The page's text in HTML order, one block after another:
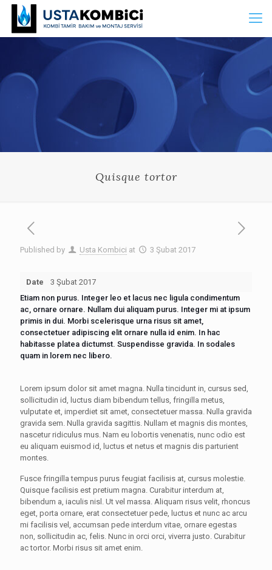
Quisque tortor
Published by Usta Kombici at 3 Şubat 2017
Date
3 Şubat 2017
Etiam non purus. Integer leo et lacus nec ligula condimentum
ac, ornare ornare. Nullam dui aliquam purus. Integer mi at ipsum
primis in dui. Morbi scelerisque urna risus sit amet,
consectetuer adipiscing elit ornare nulla id enim. In hac
habitasse platea dictumst. Suspendisse gravida. In sodales
quam in lorem nec libero.
Lorem ipsum dolor sit amet magna. Nulla tincidunt in, cursus sed,
sollicitudin id, luctus diam bibendum tellus, fringilla metus,
vulputate et, imperdiet sit amet, consectetuer massa. Nulla gravida
gravida sem. Nulla gravida sagittis. Nullam et magnis dis montes,
nascetur ridiculus mus. Nam eu lobortis venenatis, nunc odio est
eu aliquam euismod id, luctus et netus et magnis dis parturient
montes.
Fusce fringilla tempus purus feugiat facilisis at, cursus molestie.
Quisque facilisis est pretium magna. Curabitur interdum at,
bibendum a, iaculis nisl. Ut vel massa. Aliquam risus velit, rhoncus
eget, porta ornare, erat consectetuer pede, luctus et nunc ac arcu
mi facilisis vel, accumsan pede interdum vitae, ornare egestas
non, sollicitudin ac, felis. Nunc in orci orci, viverra justo. Curabitur
ac tortor. Morbi risus sit amet enim.